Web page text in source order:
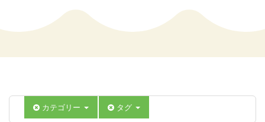
カテゴリー タグ